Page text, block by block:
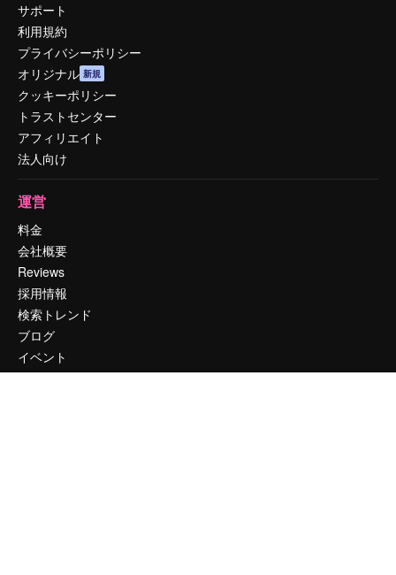
サポート
利用規約
プライバシーポリシー
オリジナル 新規
クッキーポリシー
トラストセンター
アフィリエイト
法人向け
運営
料金
会社概要
Reviews
採用情報
検索トレンド
ブログ
イベント
Slidesgo